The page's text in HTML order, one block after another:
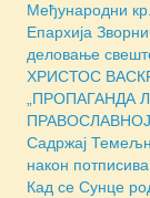
Међународни
Епархија
деловање
ХРИСТОС
„ПРОПАГАНДА
Садржај
након
Кад се Сунце